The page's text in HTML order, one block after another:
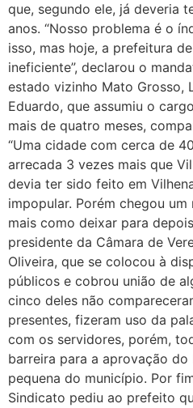
que, segundo ele, já deveria
anos. “Nosso problema é o
isso, mas hoje, a prefeitura
ineficiente”, declarou o
estado vizinho Mato Grosso,
Eduardo, que assumiu o
mais de quatro meses,
“Uma cidade com cerca de
arrecada 3 vezes mais que
devia ter sido feito em
impopular. Porém chegou
mais como deixar para
presidente da Câmara de
Oliveira, que se colocou à
públicos e cobrou união de
cinco deles não
presentes, fizeram uso da
com os servidores, porém,
barreira para a aprovação do
pequena do município. Por
Sindicato pediu ao prefeito